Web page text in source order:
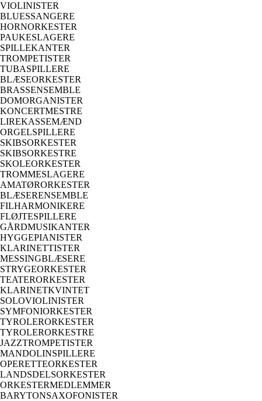
VIOLINISTER
BLUESSANGERE
HORNORKESTER
PAUKESLAGERE
SPILLEKANTER
TROMPETISTER
TUBASPILLERE
BLÆSEORKESTER
BRASSENSEMBLE
DOMORGANISTER
KONCERTMESTRE
LIREKASSEMÆND
ORGELSPILLERE
SKIBSORKESTER
SKIBSORKESTRE
SKOLEORKESTER
TROMMESLAGERE
AMATØRORKESTER
BLÆSERENSEMBLE
FILHARMONIKERE
FLØJTESPILLERE
GÅRDMUSIKANTER
HYGGEPIANISTER
KLARINETTISTER
MESSINGBLÆSERE
STRYGEORKESTER
TEATERORKESTER
KLARINETKVINTET
SOLOVIOLINISTER
SYMFONIORKESTER
TYROLERORKESTER
TYROLERORKESTRE
JAZZTROMPETISTER
MANDOLINSPILLERE
OPERETTEORKESTER
LANDSDELSORKESTER
ORKESTERMEDLEMMER
BARYTONSAXOFONISTER